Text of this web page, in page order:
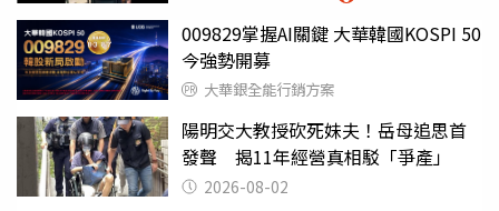
009829掌握AI關鍵 大華韓國KOSPI 50
今強勢開募
大華銀全能行銷方案
陽明交大教授砍死妹夫！岳母追思首
發聲 揭11年經營真相駁「爭產」
2026-08-02